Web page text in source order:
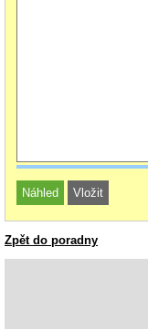
Zpět do poradny